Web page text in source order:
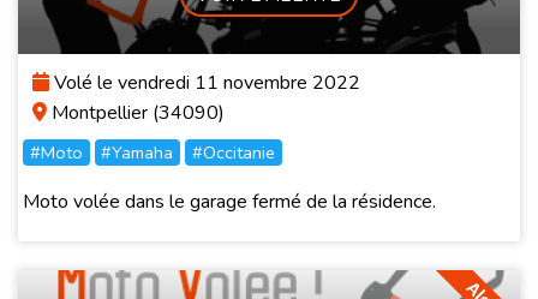
Volé le vendredi 11 novembre 2022
Montpellier (34090)
#Moto #Yamaha #Occitanie
Moto volée dans le garage fermé de la résidence.